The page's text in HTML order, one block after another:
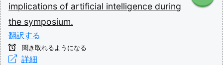
implications of artificial intelligence during
the symposium.
翻訳する
聞き取れるようになる
詳細